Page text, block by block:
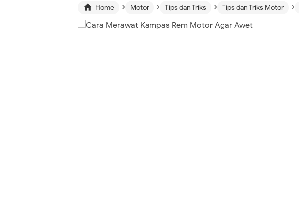
 Home › Motor › Tips dan Triks › Tips dan Triks Motor ›